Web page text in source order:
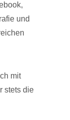
und
mit
stets die